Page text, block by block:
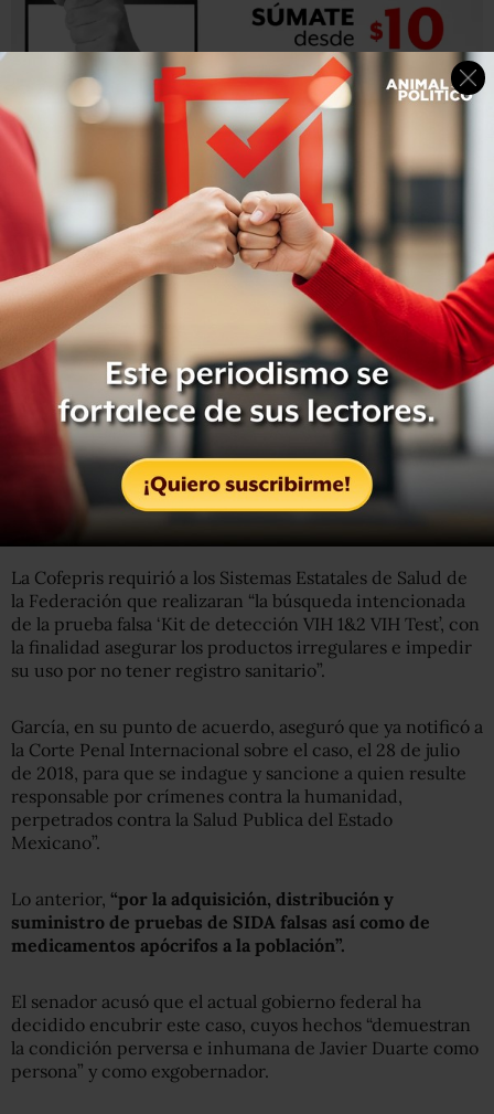
En febrero de 2017, autoridades federales de Salud
indicaron queno había evidencia del uso de
quimioterapias falsas o agua destilada a pacientes con
cáncer en Veracruz.
Sin embargo, la Secretaría de Salud federalsí mencionó
que la Cofepris encontró“46,984 piezas de Kit de
detección VIH 1&2 VIH Test en el Almacén A de
Insumos de la Secretaría de Salud del Estado de
Veracruz”, que no tenían registro sanitario,
“que están
caducos y que incumplen con toda la normatividad de
etiquetado, por lo que fueron asegurados y se ordenó su
evaluación técnica, que aún está en proceso”.
La Cofepris requirió a los Sistemas Estatales de Salud de
la Federación que realizaran “la búsqueda intencionada
de la prueba falsa ‘Kit de detección VIH 1&2 VIH Test’, con
la finalidad asegurar los productos irregulares e impedir
su uso por no tener registro sanitario”.
García, en su punto de acuerdo, aseguró que ya notificó a
la Corte Penal Internacional sobre el caso, el 28 de julio
de 2018, para que se indague y sancione a quien resulte
responsable por crímenes contra la humanidad,
perpetrados contra la Salud Publica del Estado
Mexicano”.
Lo anterior, “por la adquisición, distribución y
suministro de pruebas de SIDA falsas así como de
medicamentos apócrifos a la población”.
El senador acusó que el actual gobierno federal ha
decidido encubrir este caso, cuyos hechos “demuestran
la condición perversa e inhumana de Javier Duarte como
persona” y como exgobernador.